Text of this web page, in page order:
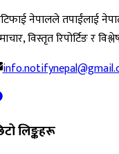
नेपालले तपाईंलाई
विस्तृत रिपोर्टिङ र
लिङ्कहरू